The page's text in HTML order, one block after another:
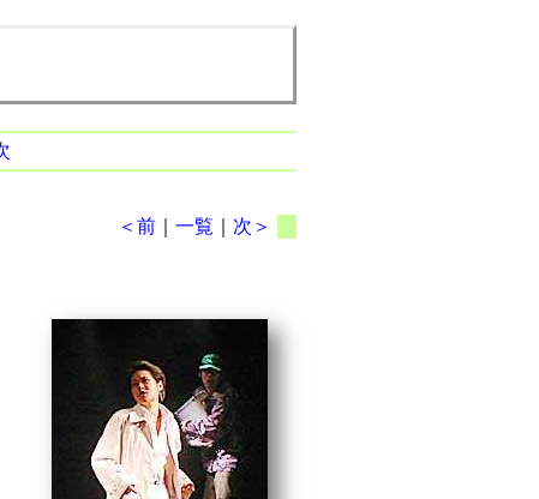
＜前 ｜一覧 次＞